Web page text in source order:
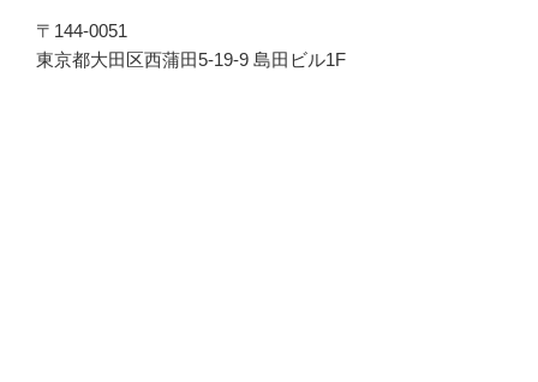
〒144-0051
東京都大田区西蒲田5-19-9 島田ビル1F